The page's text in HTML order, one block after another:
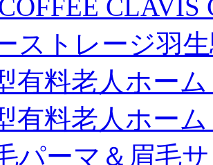
ストレージ羽
有料老人ホー
有料老人ホー
パーマ＆眉毛